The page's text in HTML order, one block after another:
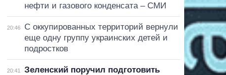
нефти и газового конденсата – СМИ
20:46
С оккупированных территорий вернули
еще одну группу украинских детей и
подростков
20:41
Зеленский поручил подготовить